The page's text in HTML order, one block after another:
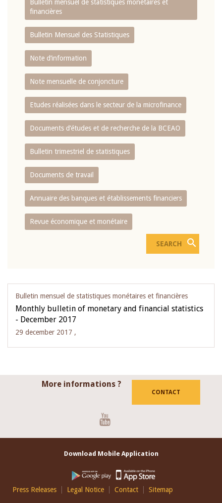
Bulletin mensuel de statistiques monétaires et
financières
Bulletin Mensuel des Statistiques
Note d’information
Note mensuelle de conjoncture
Etudes réalisées dans le secteur de la microfinance
Documents d’études et de recherche de la BCEAO
Bulletin trimestriel de statistiques
Documents de travail
Annuaire des banques et établissements financiers
Revue économique et monétaire
Bulletin mensuel de statistiques monétaires et financières
Monthly bulletin of monetary and financial statistics
- December 2017
29 december 2017 ,
More informations ?
CONTACT
Download Mobile Application
Footer
EN
Press Releases Legal Notice Contact Sitemap